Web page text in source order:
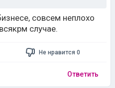
совсем неплохо
случае.
Не нравится 0
Ответить